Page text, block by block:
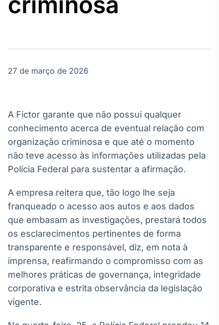
tempo real
Broadcast
Energia
O setor de
no Brasil
Broadcast
White Label
Plataforma para
conteúdos
personalizados
Soluções de Dados
e Conteúdos
Plataforma para
27 de março de 2026
A Fictor garante que não possui qualquer
conhecimento acerca de eventual relação com
organização criminosa e que até o momento
não teve acesso às informações utilizadas pela
Polícia Federal para sustentar a afirmação.
A empresa reitera que, tão logo lhe seja
franqueado o acesso aos autos e aos dados
que embasam as investigações, prestará todos
os esclarecimentos pertinentes de forma
transparente e responsável, diz, em nota à
imprensa, reafirmando o compromisso com as
melhores práticas de governança, integridade
corporativa e estrita observância da legislação
vigente.